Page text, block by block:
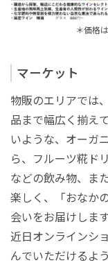
＊価格
マーケット
物販のエリアでは
品まで幅広く揃え
いような、オーガ
ら、フルーツ糀ド
などの飲み物、ま
楽しく、「おなか
会いをお届けします
近日オンラインシ
んでいただけるよ